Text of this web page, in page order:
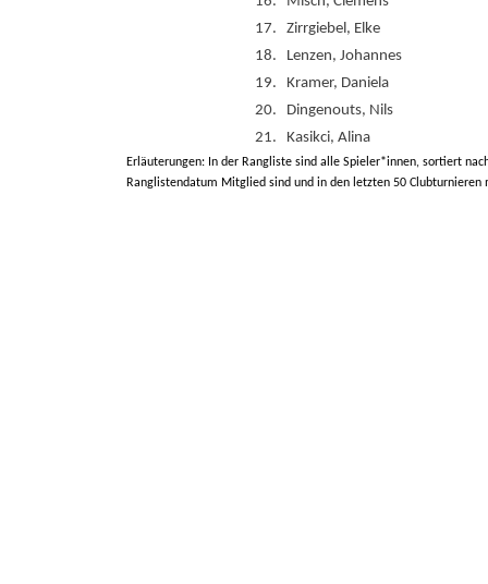
17.
Zirrgiebel, Elke
18.
Lenzen, Johannes
19.
Kramer, Daniela
20.
Dingenouts, Nils
21.
Kasikci, Alina
Erläuterungen: In der Rangliste sind alle Spieler*innen, sortiert
Ranglistendatum Mitglied sind und in den letzten 50 Clubturnieren